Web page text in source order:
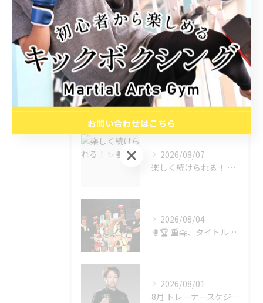
MMA
24時間
ダイエット
最近の投稿 RECENT POSTS
2026/08/07
楽しく続けられる！ ✨🥊
2026/08/04
🥊🏆 重森、タイトル奪取！！ 🏆🥊
2026/08/01
8月 トレーナースケジュール変更のお知らせ
お問い合わせはこちら
お問い合わせはこちら